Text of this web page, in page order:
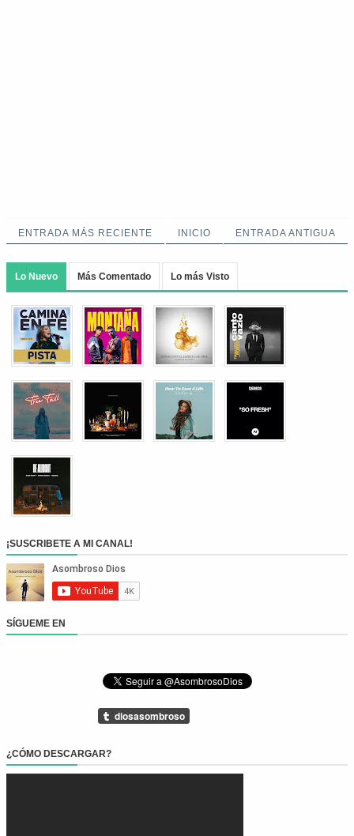
ENTRADA MÁS RECIENTE ENTRADA ANTIGUA
INICIO
Lo Nuevo Más Comentado Lo más Visto
¡SUSCRIBETE A MI CANAL!
SÍGUEME EN
¿CÓMO DESCARGAR?